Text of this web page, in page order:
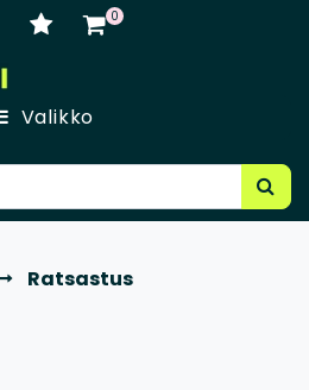
0
Valikko
Ratsastus